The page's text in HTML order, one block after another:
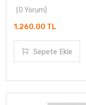
(0 Yorum)
1,260.00 TL
Sepete Ekle